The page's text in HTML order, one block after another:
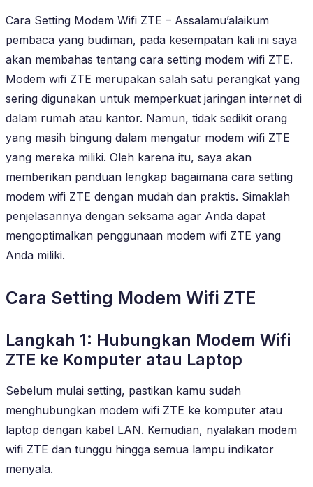
Cara Setting Modem Wifi ZTE – Assalamu’alaikum
pembaca yang budiman, pada kesempatan kali ini saya
akan membahas tentang cara setting modem wifi ZTE.
Modem wifi ZTE merupakan salah satu perangkat yang
sering digunakan untuk memperkuat jaringan internet di
dalam rumah atau kantor. Namun, tidak sedikit orang
yang masih bingung dalam mengatur modem wifi ZTE
yang mereka miliki. Oleh karena itu, saya akan
memberikan panduan lengkap bagaimana cara setting
modem wifi ZTE dengan mudah dan praktis. Simaklah
penjelasannya dengan seksama agar Anda dapat
mengoptimalkan penggunaan modem wifi ZTE yang
Anda miliki.
Cara Setting Modem Wifi ZTE
Langkah 1: Hubungkan Modem Wifi
ZTE ke Komputer atau Laptop
Sebelum mulai setting, pastikan kamu sudah
menghubungkan modem wifi ZTE ke komputer atau
laptop dengan kabel LAN. Kemudian, nyalakan modem
wifi ZTE dan tunggu hingga semua lampu indikator
menyala.